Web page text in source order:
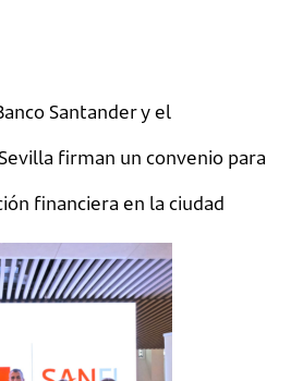
Santander y el
firman un convenio para
financiera en la ciudad